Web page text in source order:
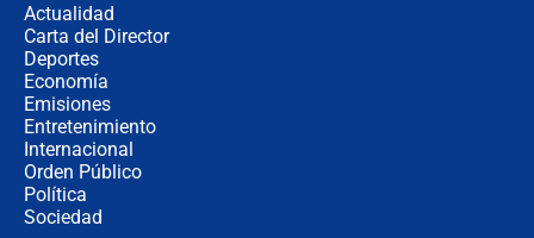
Actualidad
Carta del Director
Deportes
Economía
Emisiones
Entretenimiento
Internacional
Orden Público
Política
Sociedad